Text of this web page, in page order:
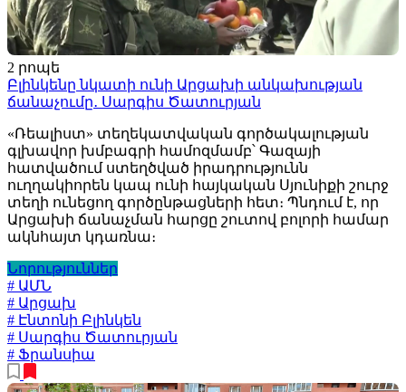
2 րոպե
Բլինկենը նկատի ունի Արցախի անկախության
ճանաչումը․ Սարգիս Ծատուրյան
«Ռեալիստ» տեղեկատվական գործակալության
գլխավոր խմբագրի համոզմամբ՝ Գազայի
հատվածում ստեղծված իրադրությունն
ուղղակիորեն կապ ունի հայկական Սյունիքի շուրջ
տեղի ունեցող գործընթացների հետ։ Պնդում է, որ
Արցախի ճանաչման հարցը շուտով բոլորի համար
ակնհայտ կդառնա։
Նորություններ
# ԱՄՆ
# Արցախ
# Էնտոնի Բլինկեն
# Սարգիս Ծատուրյան
# Ֆրանսիա